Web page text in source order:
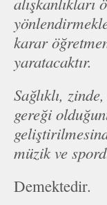
karar
yaratacaktır.
Sağlıklı,
gereği
müzik ve
Demektedir.